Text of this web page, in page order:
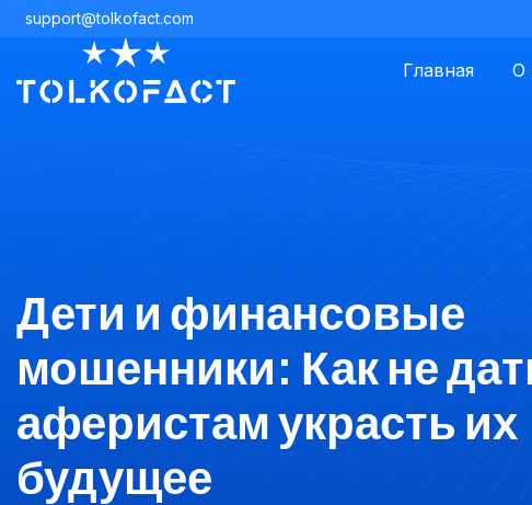
support@tolkofact.com
Главная О
Дети и финансовые
мошенники: Как не
аферистам украсть их
будущее